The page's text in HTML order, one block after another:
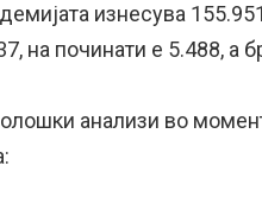
изнесува
на починати е 5.488, а
анализи во